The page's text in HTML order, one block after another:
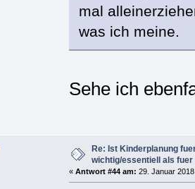
mal
was ich meine.
Sehe ich
Re: Ist Kinderplanung
wichtig/essentiell als fuer
« Antwort #44 am: 29. Januar